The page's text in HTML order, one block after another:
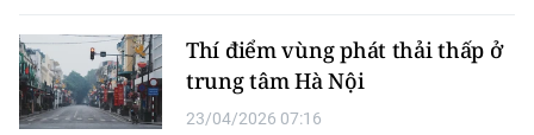
VỀ BÁO NHÂN DÂN
THỜI NAY
Thí điểm vùng phát thải thấp ở
trung tâm Hà Nội
23/04/2026 07:16